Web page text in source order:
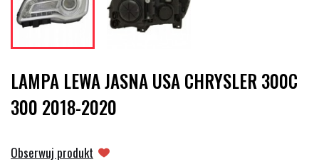
LAMPA LEWA JASNA USA CHRYSLER 300C
300 2018-2020
Obserwuj produkt